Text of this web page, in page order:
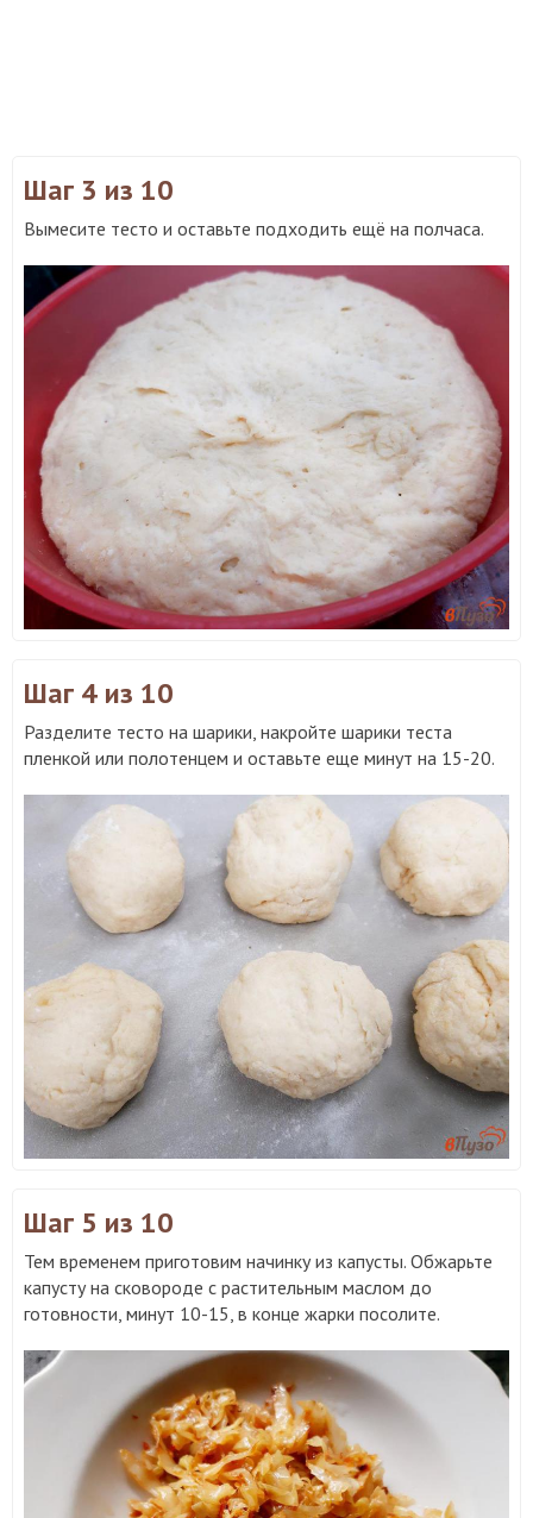
Шаг 3 из 10
Вымесите тесто и оставьте подходить ещё на полчаса.
Шаг 4 из 10
Разделите тесто на шарики, накройте шарики теста
пленкой или полотенцем и оставьте еще минут на 15-20.
Шаг 5 из 10
Тем временем приготовим начинку из капусты. Обжарьте
капусту на сковороде с растительным маслом до
готовности, минут 10-15, в конце жарки посолите.